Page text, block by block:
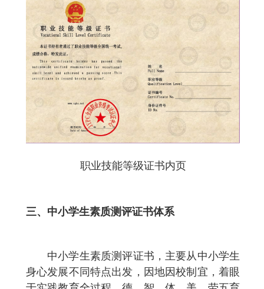
职业技能等级证书内页
三、 中小学生素质测评证书体系
中小学生素质测评证书，主要从中小学生
身心发展不同特点出发，因地因校制宜，着眼